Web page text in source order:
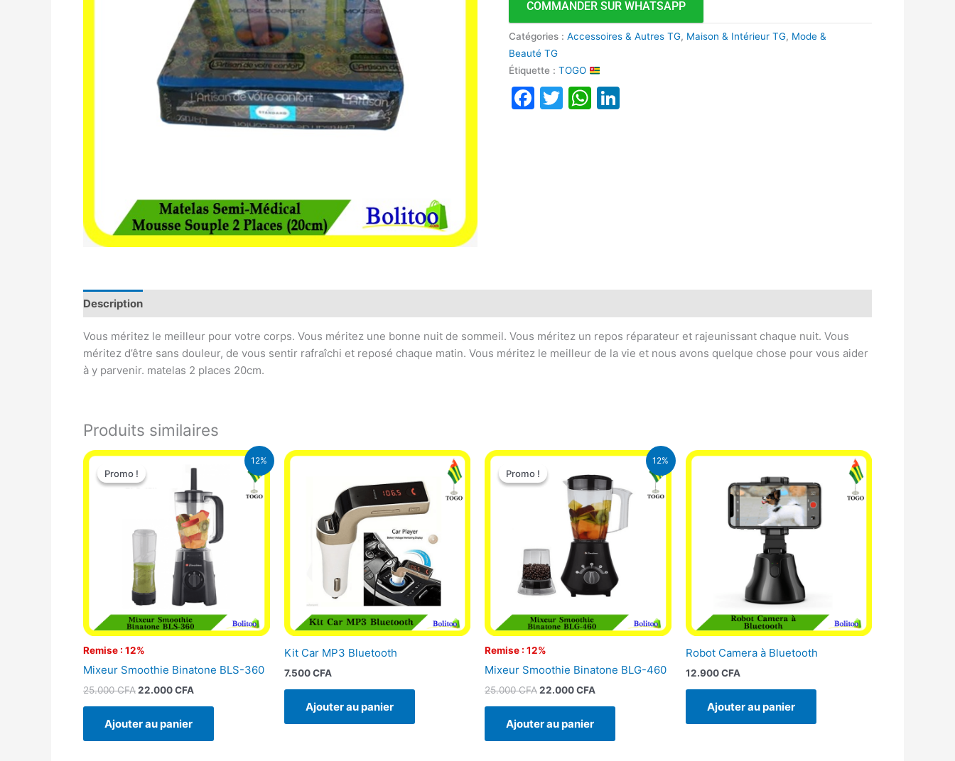
20cm
COMMANDER SUR WHATSAPP
Catégories :Accessoires & Autres TG, Maison & Intérieur TG, Mode &
Beauté TG
Étiquette :TOGO
Facebook
TwitterWhatsApp
Description
Vous méritez le meilleur pour votre corps. Vous méritez une bonne nuit de sommeil. Vous méritez un repos réparateur et rajeunissant chaque nuit. Vous
méritez d’être sans douleur, de vous sentir rafraîchi et reposé chaque matin. Vous méritez le meilleur de la vie et nous avons quelque chose pour vous aider
à y parvenir. matelas 2 places 20cm.
Produits similaires
12%
Promo !
Remise : 12%
Promo !
Mixeur Smoothie Binatone BLS-360
25.000CFA
Le
initial
25.000 CFA.
22.000CFA
Le
prix
est :
22.000 CFA.
Ajouter au panier
Kit Car MP3 Bluetooth
7.500CFA
Ajouter au panier
12%
Promo !
Remise : 12%
Promo !
Mixeur Smoothie Binatone BLG-460
25.000CFA
Le
initial
25.000 CFA.
22.000CFA
Le
actuel
est :
22.000 CFA.
Ajouter au panier
Robot Camera à Bluetooth
12.900CFA
Ajouter au panier